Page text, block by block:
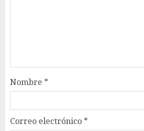
Nombre *
Correo electrónico *